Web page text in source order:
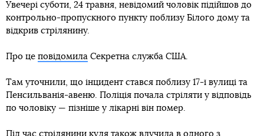
Увечері суботи, 24 травня, невідомий чоловік підійшов до
контрольно-пропускного пункту поблизу Білого дому та
відкрив стрілянину.
Про це повідомила Секретна служба США.
Там уточнили, що інцидент стався поблизу 17-ї вулиці та
Пенсильванія-авеню. Поліція почала стріляти у відповідь
по чоловіку — пізніше у лікарні він помер.
Під час стрілянини куля також влучила в одного з